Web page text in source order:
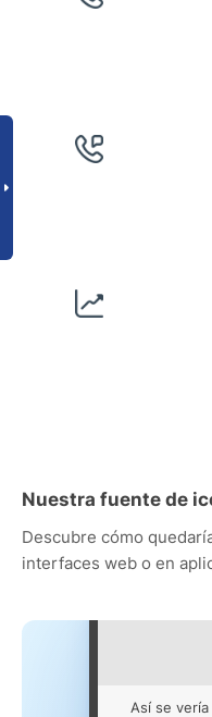
Nuestra fuente de
Descubre cómo
interfaces web o en
Así se